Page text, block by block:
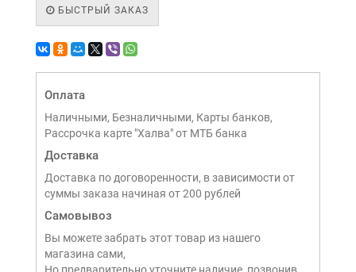
БЫСТРЫЙ ЗАКАЗ
Оплата
Наличными, Безналичными, Карты банков,
Рассрочка карте "Халва" от МТБ банка
Доставка
Доставка по договоренности, в зависимости от
суммы заказа начиная от 200 рублей
Самовывоз
Вы можете забрать этот товар из нашего
магазина сами,